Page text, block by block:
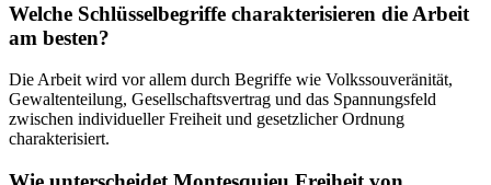
Welche Schlüsselbegriffe charakterisieren die Arbeit
am besten?
Die Arbeit wird vor allem durch Begriffe wie Volkssouveränität,
Gewaltenteilung, Gesellschaftsvertrag und das Spannungsfeld
zwischen individueller Freiheit und gesetzlicher Ordnung
charakterisiert.